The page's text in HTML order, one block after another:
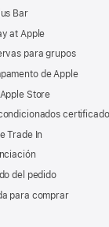
Bar
at Apple
para grupos
de Apple
Store
Trade In
del pedido
para comprar